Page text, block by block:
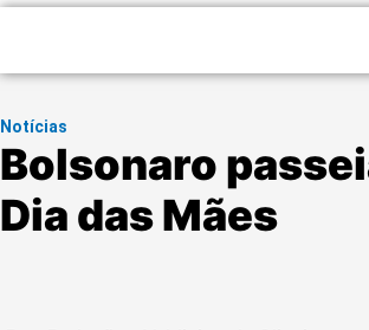
Notícias
Bolsonaro
Dia das Mães